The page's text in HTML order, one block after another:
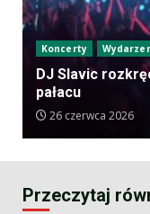
Koncerty
DJ Slavic
pałacu
26 czerwca 2026
Przeczytaj